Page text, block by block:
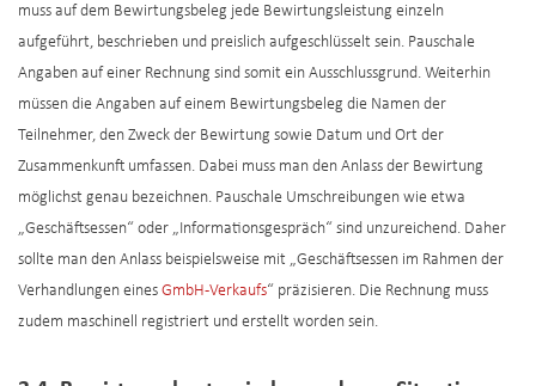
muss auf dem Bewirtungsbeleg jede Bewirtungsleistung einzeln
aufgeführt, beschrieben und preislich aufgeschlüsselt sein. Pauschale
Angaben auf einer Rechnung sind somit ein Ausschlussgrund. Weiterhin
müssen die Angaben auf einem Bewirtungsbeleg die Namen der
Teilnehmer, den Zweck der Bewirtung sowie Datum und Ort der
Zusammenkunft umfassen. Dabei muss man den Anlass der Bewirtung
möglichst genau bezeichnen. Pauschale Umschreibungen wie etwa
„Geschäftsessen“ oder „Informationsgespräch“ sind unzureichend. Daher
sollte man den Anlass beispielsweise mit „Geschäftsessen im Rahmen der
Verhandlungen eines GmbH-Verkaufs“ präzisieren. Die Rechnung muss
zudem maschinell registriert und erstellt worden sein.